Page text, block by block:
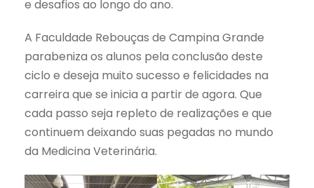
e desafios ao longo do ano.
A Faculdade Rebouças de Campina Grande
parabeniza os alunos pela conclusão deste
ciclo e deseja muito sucesso e felicidades na
carreira que se inicia a partir de agora. Que
cada passo seja repleto de realizações e que
continuem deixando suas pegadas no mundo
da Medicina Veterinária.